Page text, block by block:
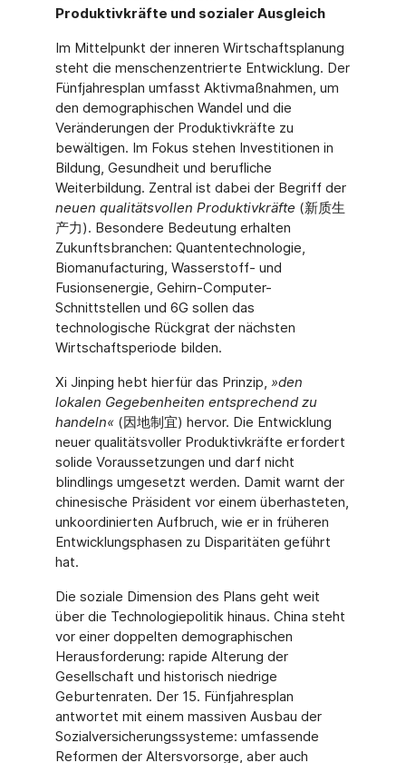
Produktivkräfte und sozialer Ausgleich
Im Mittelpunkt der inneren Wirtschaftsplanung
steht die menschenzentrierte Entwicklung. Der
Fünfjahresplan umfasst Aktivmaßnahmen, um
den demographischen Wandel und die
Veränderungen der Produktivkräfte zu
bewältigen. Im Fokus stehen Investitionen in
Bildung, Gesundheit und berufliche
Weiterbildung. Zentral ist dabei der Begriff der
neuen qualitätsvollen Produktivkräfte (新质生
产力). Besondere Bedeutung erhalten
Zukunftsbranchen: Quantentechnologie,
Biomanufacturing, Wasserstoff- und
Fusionsenergie, Gehirn-Computer-
Schnittstellen und 6G sollen das
technologische Rückgrat der nächsten
Wirtschaftsperiode bilden.
Xi Jinping hebt hierfür das Prinzip, »den
lokalen Gegebenheiten entsprechend zu
handeln«(因地制宜) hervor. Die Entwicklung
neuer qualitätsvoller Produktivkräfte erfordert
solide Voraussetzungen und darf nicht
blindlings umgesetzt werden. Damit warnt der
chinesische Präsident vor einem überhasteten,
unkoordinierten Aufbruch, wie er in früheren
Entwicklungsphasen zu Disparitäten geführt
hat.
Die soziale Dimension des Plans geht weit
über die Technologiepolitik hinaus. China steht
vor einer doppelten demographischen
Herausforderung: rapide Alterung der
Gesellschaft und historisch niedrige
Geburtenraten. Der 15. Fünfjahresplan
antwortet mit einem massiven Ausbau der
Sozialversicherungssysteme: umfassende
Reformen der Altersvorsorge, aber auch